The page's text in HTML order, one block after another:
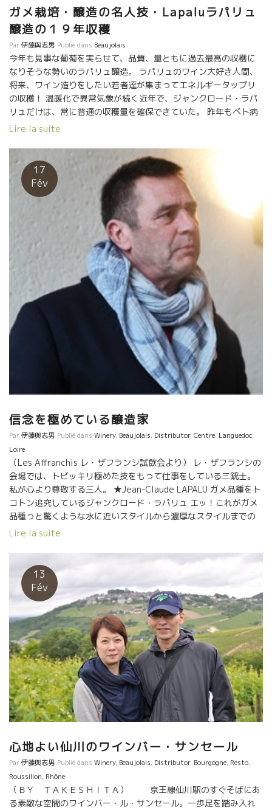
ると思います』 ★2020年ヌーヴォーは確実性の男ジャンクロー
ド・ラパュ ワインは人だ。 テロワール、葡萄木、微気象（ミク
ロ・クリマ・宇宙の影響） 動かざる土壌を生かす！ 生き物の葡萄
木に馴染み、諸々の気象に耐えうるように寄添う！ 天からの贈り
物は“光”！ 天からの試練は、湿気、雹、冷害、猛暑！ 一年間、色
んな条件下をすべて受け容れて、可能な限り健全な葡萄を育てる
のは、人だ。 だから、信頼できる健全で確実性の人柄が大切！！
そんな男が造ったヌーヴォーは、トビッキリ美味しいにきまって
いる！！
イルのワインを醸して私達を驚かしてくれる。 最近のジャンクロ
ードのワインはますます透明感が増してきた。ガメ品種を超えた
ガメ。 超ベテランの域に入っている。花崗岩に育つガメ品種の匠
と云ってよい。 ★Nicolas Carmaranニコラ・カルマラン パリで
最も古い自然派ワインビストロを経営していたニコラが、意を決
して、先祖代々の故郷にもどりワイン造りを始めた。 人里離れた
フランスで一番太陽が少ない産地アヴェイロンの村でじっくりと
ワイン造りを続ける孤高の醸造家ニコラ・カルマラン。他の地域
より一か月遅く収穫する。よく熟しても１１度前後のアルコール
度数。軽やかな中にワインの旨味を追究。 ★Pilippe TESSIER フ
栽培・醸造させたら右にでる人はいないフィリップ・テシエ。 実
直で控えめな職人肌の人柄。お祖父さんの頃より自然な栽培。も
う1981年よりだから職歴４０年の超ベテラン。 フィリップが手塩
にかけた葡萄を自生酵母のみで醸すワインは格別だ！ ★Domaine
de la Ferme des Sept Lunesフェルム・デ・セット・リュンヌ醸
造のジャンド・ローヴ ★Domaine Coquelet ドメーヌ・コクレ醸
造のダミアン・コクレ あのジュルジュ・デコンブの息子。モルゴ
ンの最も優れた区画コート・ド・ピィに畑を持つラッキーな元気
印の男。 ボジョレには自然派２世代目の若手グループが幾つかあ
る。その一つのリーダー的存在の若大将ダミアン。 若い頃ブルゴ
ーニュのフレデリック・コサールに学び、ジョルジュ仕込みスタ
イル。しっかり果実味の中に常に酸が存在。 皆、感動的なワイン
を造る面々が勢ぞろい！！ こんなワイン達を一挙にほぼ同時に
試飲できる幸せ！！
ガメ栽培・醸造の名人技・Lapaluラパリュ
醸造の１９年収穫
Par伊藤與志男 Publié dans Beaujolais
今年も見事な葡萄を実らせて、品質、量ともに過去最高の収穫に
なりそうな勢いのラパリュ醸造。 ラパリュのワイン大好き人間、
将来、ワイン造りをしたい若者達が集まってエネルギータップリ
の収穫！ 温暖化で異常気象が続く近年で、ジャンクロード・ラパ
リュだけは、常に普通の収穫量を確保できていた。 昨年もベト病
がフランス中に蔓延して多くの蔵元の生産量が少なかった。 ジャ
月、８月の４０度を超す猛暑、その上に水不足、８月中旬の大
雨、と色々なことが起きたにも関わらず今年も見事な葡萄が収穫
されている。 特に今年は、ジャンクロードが狙っている“涼し
さ”“伸びるミネラル感”が表現できそうな品質の葡萄が収穫できて
いる。 ジャンクロードはもうニコニコ。 今年のラパリュは凄
い！！ 人間としても、常に控え目で謙虚な性格のジャンクロ
ードは多くの醸造家に好かれている。 ジャンクロードのところに
は、いつも若手醸造家が集まってくる。 若手醸造家にとっては、
皆のお兄さん的な存在であり、古参の醸造家にとっては可愛い弟
のような存在なのだろう。 私にとっても人間的に最も尊敬できる
醸造家の一人である。 ワインは人とよく言われる。信頼できる人
が造るワイン。ジャンクロードのワインには確実性がある。 ジャ
ンクロードは常に収穫人と一緒に自分も収穫している。 自分の手
で葡萄に触れながら葡萄の可能性をチェックしている。 収穫
人にとっても、ジャンクロードと話しながら、しかも、ここまで
美しい健全な葡萄を切り取るのは、本当に気持ちのいいものだ。
こんな完璧な葡萄で、ガメイの名人ジャンクロードが醸す 今
年もJean-Claude LAPALUは絶対に外せないでしょう。
Lire la suite
17
Fév
信念を極めている醸造家
Par伊藤與志男 Publié dans Winery, Beaujolais, Distributor,Centre, Languedoc,
Loire
（Les Affranchis レ・ザフランシ試飲会より） レ・ザフランシの
会場では、トビッキリ極めた技をもって仕事をしている三銃士。
私が心より尊敬する三人。 ★Jean-Claude LAPALU ガメ品種をト
コトン追究しているジャンクロード・ラパリュ エッ！これがガメ
品種っと驚くような水に近いスタイルから濃厚なスタイルまでの
ガメの側面を魅せてくれる。 独自の創意工夫で造りあげた自分の
と言い切るジャンクロード。 （問合せはクロスロード社）
★Marc PENOT マーク・ペノ ムスカデ品種を、エッ！
これがムスカデ？！と驚くようなユニークなスタイルを造りあげ
た ムスカデ名人。 北の地でゆったり感とミネラル感を共有させて
やさしいムスカデ果実味を表現できる人はマークしかいない。名
人芸だ。 １８年は過去最高のミレジム、と言い切るマーク。（問
合せはエスポア社まで） ★Nicolas Carmaransニコラ・カルマラ
ン フランスで最も寒い地区でもあるAurillacオーリャックの南の
小さな集落Le Bruelル・ブリュエルにある。 誰もそこまで行く理
由がないの行かない奥地の村で孤高にワインを造るニコラ。祖先
がそこでワインを造っていた畑を再開墾して再生させて、冷涼な
地でなければできないスタイルを造りあげた。誰にもマネできな
い超繊細なワインを醸している。１８年は満足のいく年だった。
Lire la suite
13
Fév
心地よい仙川のワインバー・サンセール
Par伊藤與志男 Publié dans Winery, Beaujolais, Distributor, Bourgogne, Resto,
Roussillon, Rhône
（ＢＹ ＴＡＫＥＳＨＩＴＡ） 京王線仙川駅のすぐそばにあ
る素敵な空間のワインバー・ル・サンセール。一歩足を踏み入れ